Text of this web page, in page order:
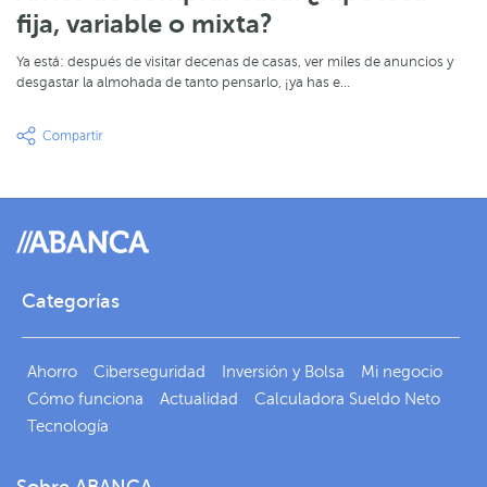
fija, variable o mixta?
Ya está: después de visitar decenas de casas, ver miles de anuncios y
desgastar la almohada de tanto pensarlo, ¡ya has e…
Categorías
Ahorro Ciberseguridad Inversión y Bolsa
Mi negocio
Cómo funciona
Actualidad
Calculadora Sueldo Neto
Tecnología